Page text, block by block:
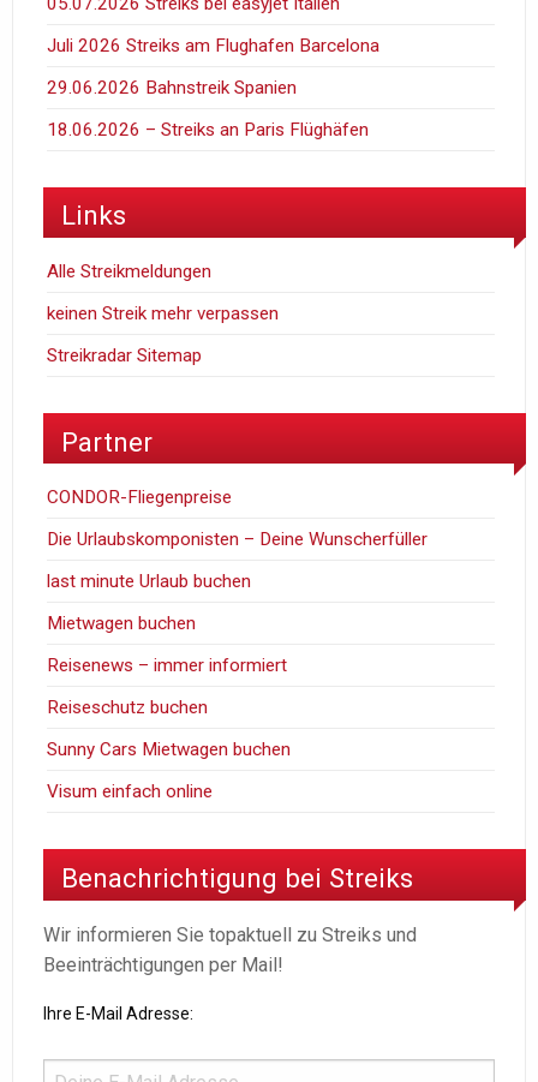
Juli 2026 Streiks am Flughafen Barcelona
29.06.2026 Bahnstreik Spanien
18.06.2026 – Streiks an Paris Flüghäfen
Links
Alle Streikmeldungen
keinen Streik mehr verpassen
Streikradar Sitemap
Partner
CONDOR-Fliegenpreise
Die Urlaubskomponisten – Deine Wunscherfüller
last minute Urlaub buchen
Mietwagen buchen
Reisenews – immer informiert
Reiseschutz buchen
Sunny Cars Mietwagen buchen
Visum einfach online
Benachrichtigung bei Streiks
Wir informieren Sie topaktuell zu Streiks und
Beeinträchtigungen per Mail!
Ihre E-Mail Adresse: